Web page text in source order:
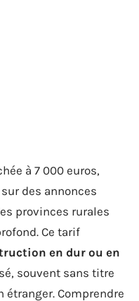
à 7 000 euros,
des annonces
provinces rurales
Ce tarif
en dur ou en
souvent sans titre
étranger. Comprendre